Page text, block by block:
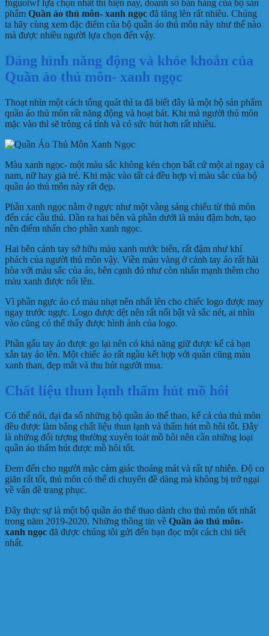
fnguoiwf lựa chọn nhất thì hiện nay, doanh số bán hàng của bộ sản
phẩm Quần áo thủ môn- xanh ngọc đã tăng lên rất nhiều. Chúng
ta hãy cùng xem đặc điểm của bộ quần áo thủ môn này như thế nào
mà được nhiều người lựa chọn đến vậy.
Dáng hình năng động và khỏe khoắn của
Quần áo thủ môn- xanh ngọc
Thoạt nhìn một cách tổng quát thì ta đã biết đây là một bộ sản phẩm
quần áo thủ môn rất năng động và hoạt bát. Khi mà người thủ môn
mặc vào thì sẽ trông cá tính và có sức hút hơn rất nhiều.
Màu xanh ngọc- một màu sắc không kén chọn bất cứ một ai ngay cả
nam, nữ hay già trẻ. Khi mặc vào tất cả đều hợp vì màu sắc của bộ
quần áo thủ môn này rất đẹp.
Phần xanh ngọc nằm ở ngực như một vầng sáng chiếu từ thủ môn
đến các cầu thủ. Dần ra hai bên và phần dưới là màu đậm hơn, tạo
nên điểm nhấn cho phần xanh ngọc.
Hai bên cánh tay sở hữu màu xanh nước biển, rất đậm như khí
phách của người thủ môn vậy. Viền màu vàng ở cánh tay áo rất hài
hòa với màu sắc của áo, bên cạnh đó như còn nhấn mạnh thêm cho
màu xanh được nổi lên.
Vì phần ngực áo có màu nhạt nên nhất lên cho chiếc logo được may
ngay trước ngực. Logo được dệt nên rất nổi bật và sắc nét, ai nhìn
vào cũng có thể thấy được hình ảnh của logo.
Phần gấu tay áo được go lại nên có khả năng giữ được kể cả bạn
xắn tay áo lên. Một chiếc áo rất ngầu kết hợp với quần cũng màu
xanh than, đẹp mắt và thu hút người mua.
Chất liệu thun lạnh thấm hút mồ hôi
Có thể nói, đại đa số những bộ quần áo thể thao, kể cả của thủ môn
đều được làm bằng chất liệu thun lạnh và thấm hút mồ hôi tốt. Đây
là những đối tượng thường xuyên toát mồ hôi nên cần những loại
quần áo thấm hút được mồ hôi tốt.
Đem đến cho người mặc cảm giác thoáng mát và rất tự nhiên. Độ co
giãn rất tốt, thủ môn có thể di chuyển đề dàng mà không bị trở ngại
về vấn đề trang phục.
Đây thực sự là một bộ quần áo thể thao dành cho thủ môn tốt nhất
trong năm 2019-2020. Những thông tin về Quần áo thủ môn-
xanh ngọc đã được chúng tôi gửi đến bạn đọc một cách chi tiết
nhất.